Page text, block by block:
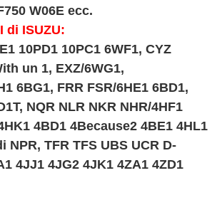
W06E ecc.
di ISUZU:
10PD1 10PC1 6WF1, CYZ
un 1, EXZ/6WG1,
6BG1, FRR FSR/6HE1 6BD1,
NQR NLR NKR NHR/4HF1
4BD1 4Because2 4BE1 4HL1
NPR, TFR TFS UBS UCR D-
4JJ1 4JG2 4JK1 4ZA1 4ZD1